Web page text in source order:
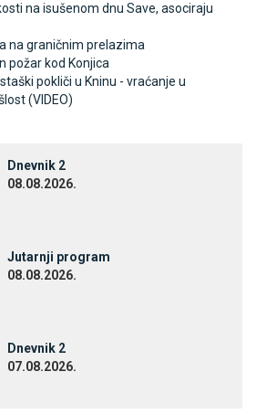
na isušenom dnu Save, asociraju
na graničnim prelazima
požar kod Konjica
pokliči u Kninu - vraćanje u
(VIDEO)
Dnevnik 2
08.08.2026.
Јutarnji program
08.08.2026.
Dnevnik 2
07.08.2026.